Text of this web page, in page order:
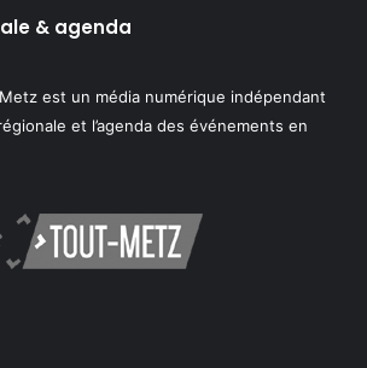
& agenda
est un média numérique indépendant
et l’agenda des événements en